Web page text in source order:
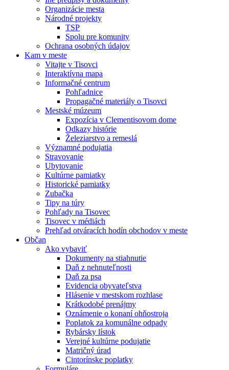
Organizácie mesta
Národné projekty
TSP
Spolu pre komunity
Ochrana osobných údajov
Kam v meste
Vitajte v Tisovci
Interaktívna mapa
Informačné centrum
Pohľadnice
Propagačné materiály o Tisovci
Mestské múzeum
Expozícia v Clementisovom dome
Odkazy histórie
Železiarstvo a remeslá
Významné podujatia
Stravovanie
Ubytovanie
Kultúrne pamiatky
Historické pamiatky
Zubačka
Tipy na túry
Pohľady na Tisovec
Tisovec v médiách
Prehľad otváracích hodín obchodov v meste
Občan
Ako vybaviť
Dokumenty na stiahnutie
Daň z nehnuteľnosti
Daň za psa
Evidencia obyvateľstva
Hlásenie v mestskom rozhlase
Krátkodobé prenájmy
Oznámenie o konaní ohňostroja
Poplatok za komunálne odpady
Rybársky lístok
Verejné kultúrne podujatie
Matričný úrad
Cintorínske poplatky